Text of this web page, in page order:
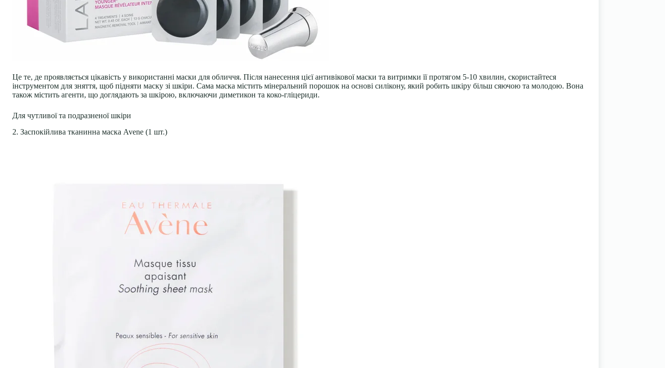
Це те, де проявляється цікавість у використанні маски для обличчя. Після нанесення цієї антивікової маски та витримки її протягом 5-10 хвилин, скористайтеся
інструментом для зняття, щоб підняти маску зі шкіри. Сама маска містить мінеральний порошок на основі силікону, який робить шкіру більш сяючою та молодою. Вона
також містить агенти, що доглядають за шкірою, включаючи диметикон та коко-гліцериди.
Для чутливої та подразненої шкіри
2. Заспокійлива тканинна маска Avene (1 шт.)